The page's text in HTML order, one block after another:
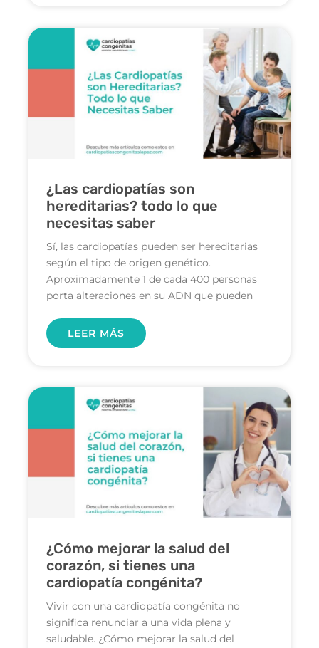
¿Las cardiopatías son
hereditarias? todo lo que
necesitas saber
Sí, las cardiopatías pueden ser hereditarias
según el tipo de origen genético.
Aproximadamente 1 de cada 400 personas
porta alteraciones en su ADN que pueden
LEER MÁS
¿Cómo mejorar la salud del
corazón, si tienes una
cardiopatía congénita?
Vivir con una cardiopatía congénita no
significa renunciar a una vida plena y
saludable. ¿Cómo mejorar la salud del